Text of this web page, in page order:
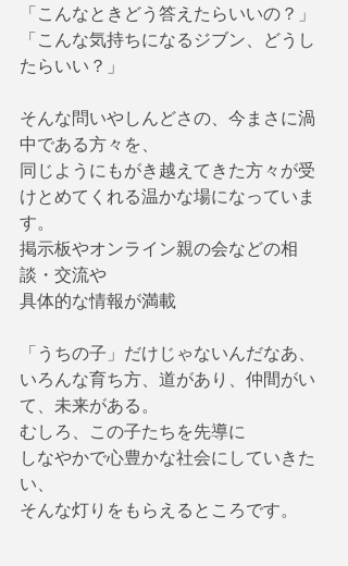
「こんなときどう答えたらいいの？」
「こんな気持ちになるジブン、どうし
たらいい？」
そんな問いやしんどさの、今まさに渦
中である方々を、
同じようにもがき越えてきた方々が受
けとめてくれる温かな場になっていま
す。
掲示板やオンライン親の会などの相
談・交流や
具体的な情報が満載
「うちの子」だけじゃないんだなあ、
いろんな育ち方、道があり、仲間がい
て、未来がある。
むしろ、この子たちを先導に
しなやかで心豊かな社会にしていきた
い、
そんな灯りをもらえるところです。